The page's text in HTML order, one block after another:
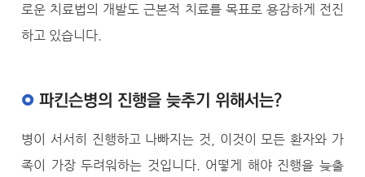
로운 치료법의 개발도 근본적 치료를 목표로 용감하게 전진
하고 있습니다.
파킨슨병의 진행을 늦추기 위해서는?
병이 서서히 진행하고 나빠지는 것, 이것이 모든 환자와 가
족이 가장 두려워하는 것입니다. 어떻게 해야 진행을 늦출